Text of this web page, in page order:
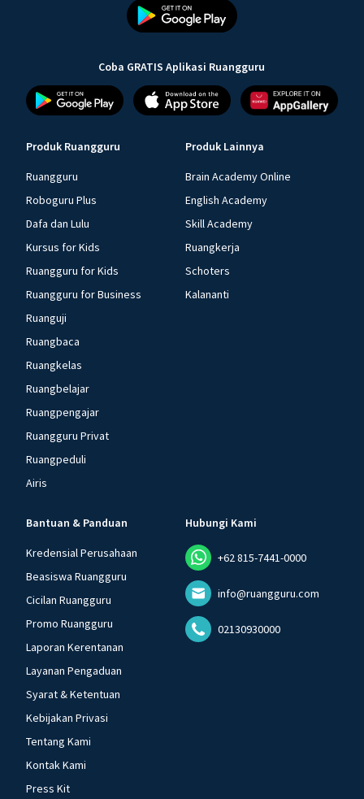
Coba GRATIS Aplikasi Ruangguru
Produk Ruangguru
Ruangguru
Roboguru Plus
Dafa dan Lulu
Kursus for Kids
Ruangguru for Kids
Ruangguru for Business
Ruanguji
Ruangbaca
Ruangkelas
Ruangbelajar
Ruangpengajar
Ruangguru Privat
Ruangpeduli
Airis
Produk Lainnya
Brain Academy Online
English Academy
Skill Academy
Ruangkerja
Schoters
Kalananti
Bantuan & Panduan
Kredensial Perusahaan
Beasiswa Ruangguru
Cicilan Ruangguru
Promo Ruangguru
Laporan Kerentanan
Layanan Pengaduan
Syarat & Ketentuan
Kebijakan Privasi
Tentang Kami
Kontak Kami
Press Kit
Hubungi Kami
+62 815-7441-0000
info@ruangguru.com
02130930000